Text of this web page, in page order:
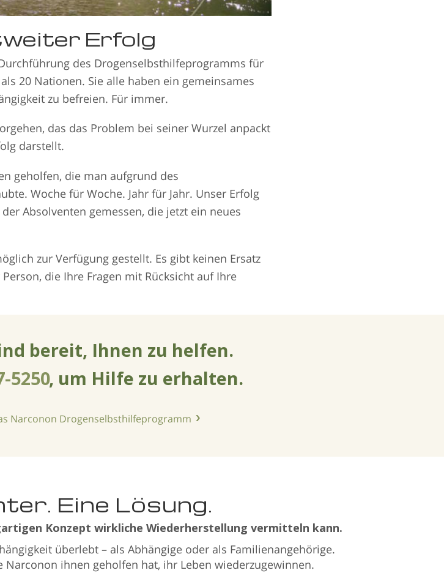
Erfolg
des Drogenselbsthilfeprogramms für
20 Nationen. Sie alle haben ein gemeinsames
zu befreien. Für immer.
das das Problem bei seiner Wurzel anpackt
darstellt.
geholfen, die man aufgrund des
Woche für Woche. Jahr für Jahr. Unser Erfolg
Absolventen gemessen, die jetzt ein neues
zur Verfügung gestellt. Es gibt keinen Ersatz
die Ihre Fragen mit Rücksicht auf Ihre
bereit, Ihnen zu helfen.
5250, um Hilfe zu erhalten.
Narconon Drogenselbsthilfeprogramm
Eine Lösung.
Konzept wirkliche Wiederherstellung vermitteln kann.
überlebt – als Abhängige oder als Familienangehörige.
Narconon ihnen geholfen hat, ihr Leben wiederzugewinnen.